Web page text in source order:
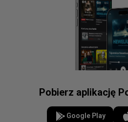
Pobierz aplikację
Google Play